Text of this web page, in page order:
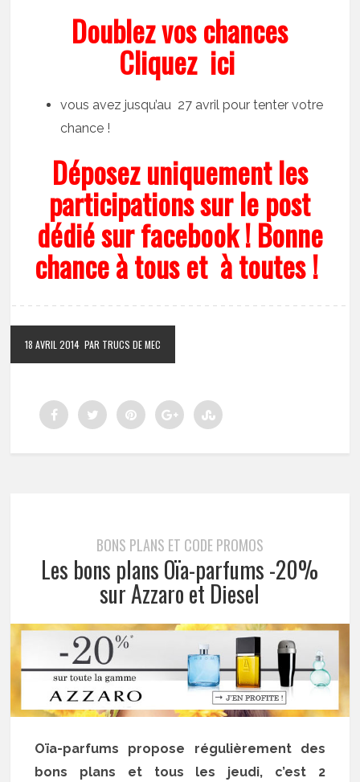
Doublez vos chances
Cliquez ici
vous avez jusqu’au 27 avril pour tenter votre
chance !
Déposez uniquement les
participations sur le post
dédié sur facebook ! Bonne
chance à tous et à toutes !
18 AVRIL 2014 PAR TRUCS DE MEC
BONS PLANS ET CODE PROMOS
Les bons plans Oïa-parfums -20%
sur Azzaro et Diesel
Oïa-parfums propose régulièrement des
bons plans et tous les jeudi, c’est 2